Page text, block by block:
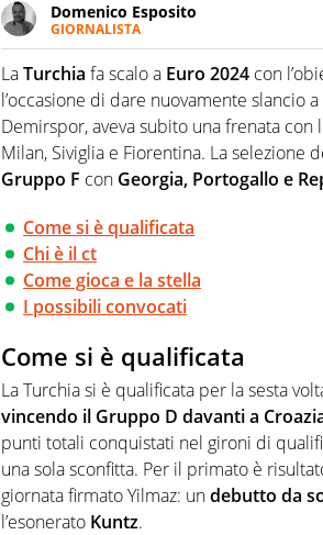
Domenico Esposito
GIORNALISTA
Da vent’anni in campo e sul
Passione smisurata per il calcio e
guai a dirgli di no
LaTurchia fa scalo a Euro 2024 con
l’occasione di dare nuovamente slancio
Demirspor, aveva subito una frenata
Milan, Siviglia e Fiorentina. La selezione
Gruppo F con Georgia, Portogallo e
Come si è qualificata
Chi è il ct
Come gioca e la stella
I possibili convocati
Come si è qualificata
La Turchia si è qualificata per la sesta
vincendo il Gruppo D davanti a
punti totali conquistati nel gironi di
una sola sconfitta. Per il primato è
giornata firmato Yilmaz: undebutto da
l’esonerato Kuntz.